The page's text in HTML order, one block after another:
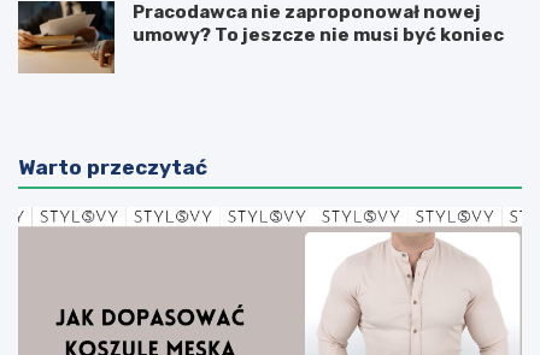
Pracodawca nie zaproponował nowej
umowy? To jeszcze nie musi być koniec
Warto przeczytać